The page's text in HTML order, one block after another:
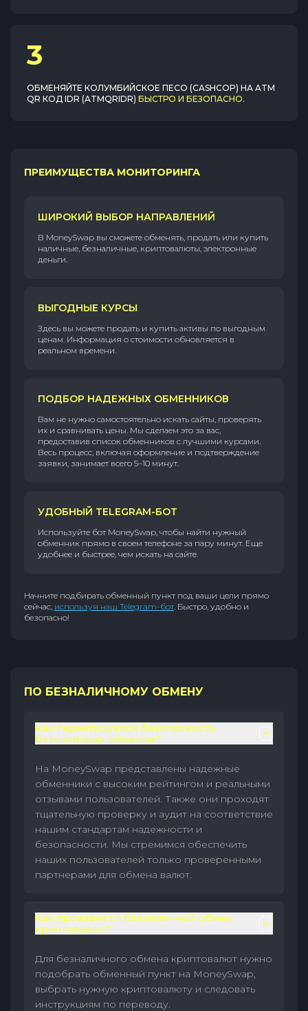
3
ОБМЕНЯЙТЕ КОЛУМБИЙСКОЕ ПЕСО (CASHCOP) НА ATM
QR КОД IDR (ATMQRIDR) БЫСТРО И БЕЗОПАСНО.
ПРЕИМУЩЕСТВА МОНИТОРИНГА
ШИРОКИЙ ВЫБОР НАПРАВЛЕНИЙ
В MoneySwap вы сможете обменять, продать или купить
наличные, безналичные, криптовалюты, электронные
деньги.
ВЫГОДНЫЕ КУРСЫ
Здесь вы можете продать и купить активы по выгодным
ценам. Информация о стоимости обновляется в
реальном времени.
ПОДБОР НАДЕЖНЫХ ОБМЕННИКОВ
Вам не нужно самостоятельно искать сайты, проверять
их и сравнивать цены. Мы сделаем это за вас,
предоставив список обменников с лучшими курсами.
Весь процесс, включая оформление и подтверждение
заявки, занимает всего 5–10 минут.
УДОБНЫЙ TELEGRAM-БОТ
Используйте бот MoneySwap, чтобы найти нужный
обменник прямо в своем телефоне за пару минут. Еще
удобнее и быстрее, чем искать на сайте.
Начните подбирать обменный пункт под ваши цели прямо
сейчас, используя наш Telegram-бот. Быстро, удобно и
безопасно!
ПО БЕЗНАЛИЧНОМУ ОБМЕНУ
Как гарантируется безопасность
безналичных обменов?
На MoneySwap представлены надежные
обменники с высоким рейтингом и реальными
отзывами пользователей. Также они проходят
тщательную проверку и аудит на соответствие
нашим стандартам надежности и
безопасности. Мы стремимся обеспечить
наших пользователей только проверенными
партнерами для обмена валют.
Как произвести безналичный обмен
криптовалют?
Для безналичного обмена криптовалют нужно
подобрать обменный пункт на MoneySwap,
выбрать нужную криптовалюту и следовать
инструкциям по переводу.